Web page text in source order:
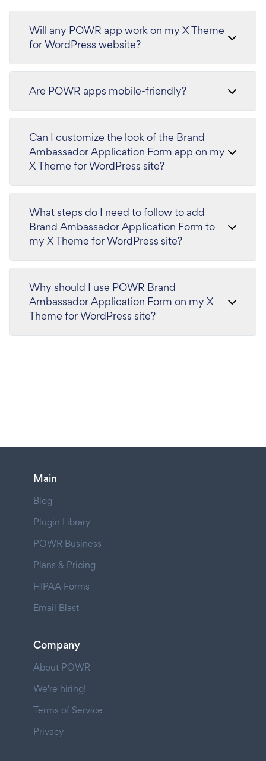
Will any POWR app work on my X Theme
for WordPress website?
Are POWR apps mobile-friendly?
Can I customize the look of the Brand
Ambassador Application Form app on my
X Theme for WordPress site?
What steps do I need to follow to add
Brand Ambassador Application Form to
my X Theme for WordPress site?
Why should I use POWR Brand
Ambassador Application Form on my X
Theme for WordPress site?
Main
Blog
Plugin Library
POWR Business
Plans & Pricing
HIPAA Forms
Email Blast
Company
About POWR
We're hiring!
Terms of Service
Privacy